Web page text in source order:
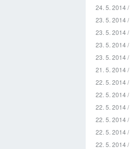
24. 5. 2014 /
23. 5. 2014 /
23. 5. 2014 /
23. 5. 2014 /
23. 5. 2014 /
21. 5. 2014 /
22. 5. 2014 /
22. 5. 2014 /
22. 5. 2014 /
22. 5. 2014 /
22. 5. 2014 /
22. 5. 2014 /